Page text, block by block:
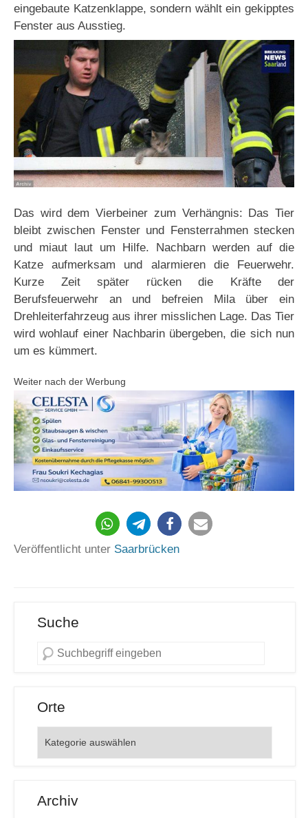
eingebaute Katzenklappe, sondern wählt ein gekipptes
Fenster aus Ausstieg.
Das wird dem Vierbeiner zum Verhängnis: Das Tier
bleibt zwischen Fenster und Fensterrahmen stecken
und miaut laut um Hilfe. Nachbarn werden auf die
Katze aufmerksam und alarmieren die Feuerwehr.
Kurze Zeit später rücken die Kräfte der
Berufsfeuerwehr an und befreien Mila über ein
Drehleiterfahrzeug aus ihrer misslichen Lage. Das Tier
wird wohlauf einer Nachbarin übergeben, die sich nun
um es kümmert.
Weiter nach der Werbung
Veröffentlicht unter Saarbrücken
Suche
Orte
Archiv